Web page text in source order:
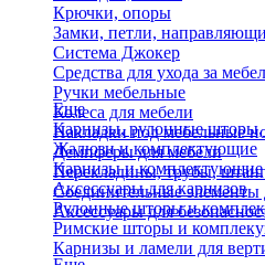
Крючки, опоры
Замки, петли,
Система Джокер
Средства для ухода за
Ручки мебельные
Колеса для мебели
Накладки под мебельные
Демпферы для мебели
Перекладины, трубы,
Соединительные элементы
Аксессуары для
Еще
Карнизы, рулонные
Жалюзи и комплектующие
Карнизы и комплектующие
Аксессуары для карнизов
Рулонные шторы и
Римские шторы и
Карнизы и ламели для